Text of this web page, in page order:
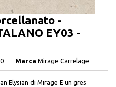
-
EY03 -
Marca Mirage Carrelage
Elysian di Mirage Ë un gres